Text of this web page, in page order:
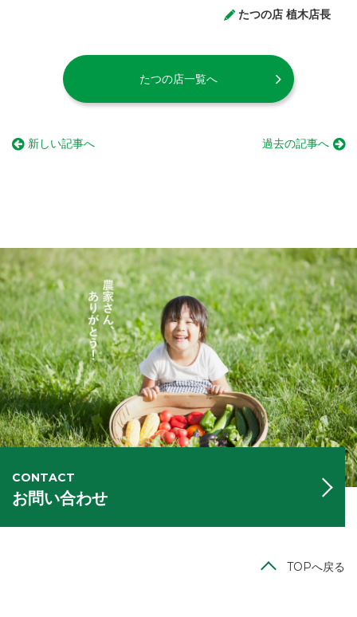
たつの店 植木店長
たつの店一覧へ
新しい記事へ 過去の記事へ
CONTACT
お問い合わせ
TOPへ戻る